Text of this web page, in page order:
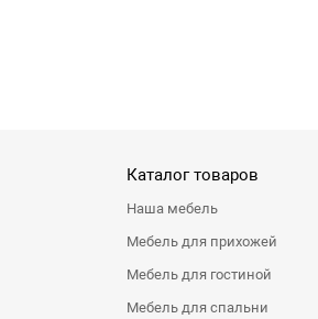
Каталог товаров
Наша мебель
Мебель для прихожей
Мебель для гостиной
Мебель для спальни